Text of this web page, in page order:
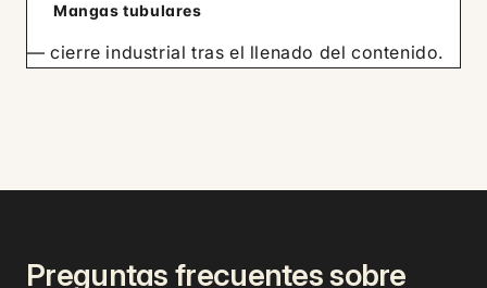
Mangas tubulares
— cierre industrial tras el llenado del contenido.
Preguntas frecuentes sobre